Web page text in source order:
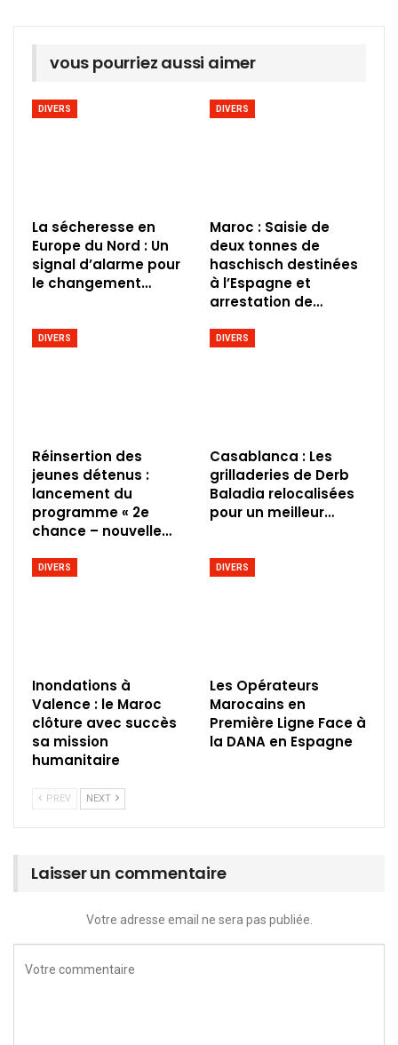
vous pourriez aussi aimer
DIVERS
La sécheresse en
Europe du Nord : Un
signal d’alarme pour
le changement…
DIVERS
Maroc : Saisie de
deux tonnes de
haschisch destinées
à l’Espagne et
arrestation de…
DIVERS
Réinsertion des
jeunes détenus :
lancement du
programme « 2e
chance – nouvelle…
DIVERS
Casablanca : Les
grilladeries de Derb
Baladia relocalisées
pour un meilleur…
DIVERS
Inondations à
Valence : le Maroc
clôture avec succès
sa mission
humanitaire
DIVERS
Les Opérateurs
Marocains en
Première Ligne Face à
la DANA en Espagne
PREV NEXT
Laisser un commentaire
Votre adresse email ne sera pas publiée.